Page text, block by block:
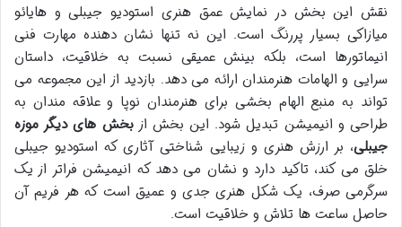
نقش این بخش در نمایش عمق هنری استودیو جیبلی و هایائو
میازاکی بسیار پررنگ است. این نه تنها نشان دهنده مهارت فنی
انیماتورها است، بلکه بینش عمیقی نسبت به خلاقیت، داستان
سرایی و الهامات هنرمندان ارائه می دهد. بازدید از این مجموعه می
تواند به منبع الهام بخشی برای هنرمندان نوپا و علاقه مندان به
طراحی و انیمیشن تبدیل شود. این بخش ازبخش های دیگر موزه
جیبلی، بر ارزش هنری و زیبایی شناختی آثاری که استودیو جیبلی
خلق می کند، تاکید دارد و نشان می دهد که انیمیشن فراتر از یک
سرگرمی صرف، یک شکل هنری جدی و عمیق است که هر فریم آن
حاصل ساعت ها تلاش و خلاقیت است.